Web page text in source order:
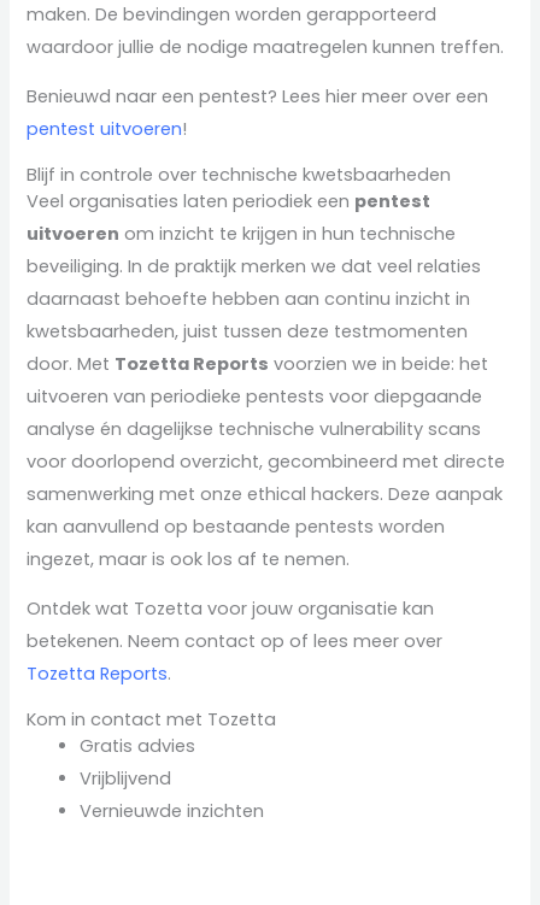
maken. De bevindingen worden gerapporteerd
waardoor jullie de nodige maatregelen kunnen treffen.
Benieuwd naar een pentest? Lees hier meer over een
pentest uitvoeren!
Blijf in controle over technische kwetsbaarheden
Veel organisaties laten periodiek een pentest
uitvoeren om inzicht te krijgen in hun technische
beveiliging. In de praktijk merken we dat veel relaties
daarnaast behoefte hebben aan continu inzicht in
kwetsbaarheden, juist tussen deze testmomenten
door. Met Tozetta Reports voorzien we in beide: het
uitvoeren van periodieke pentests voor diepgaande
analyse én dagelijkse technische vulnerability scans
voor doorlopend overzicht, gecombineerd met directe
samenwerking met onze ethical hackers. Deze aanpak
kan aanvullend op bestaande pentests worden
ingezet, maar is ook los af te nemen.
Ontdek wat Tozetta voor jouw organisatie kan
betekenen. Neem contact op of lees meer over
Tozetta Reports.
Kom in contact met Tozetta
Gratis advies
Vrijblijvend
Vernieuwde inzichten